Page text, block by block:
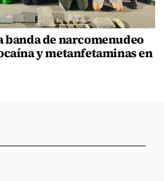
de narcomenudeo
y metanfetaminas en